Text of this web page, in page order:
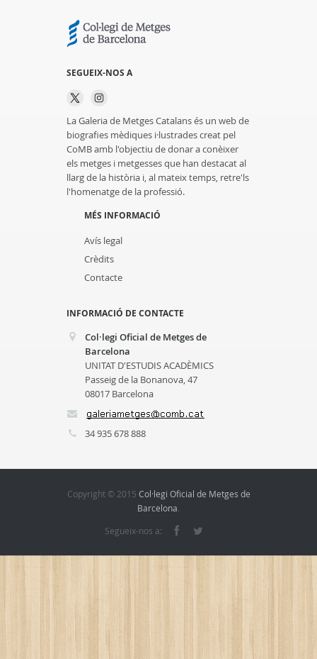
SEGUEIX-NOS A
La Galeria de Metges Catalans és un web de
biografies mèdiques i·lustrades creat pel
CoMB amb l'objectiu de donar a conèixer
els metges i metgesses que han destacat al
llarg de la història i, al mateix temps, retre'ls
l'homenatge de la professió.
MÉS INFORMACIÓ
Avís legal
Crèdits
Contacte
INFORMACIÓ DE CONTACTE
Col·legi Oficial de Metges de
Barcelona
UNITAT D'ESTUDIS ACADÈMICS
Passeig de la Bonanova, 47
08017 Barcelona
34 935 678 888
Copyright © 2015 Col·legi Oficial de Metges de
Barcelona.
Segueix-nos a: